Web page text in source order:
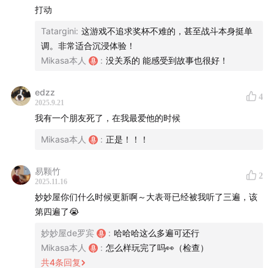
站在亚瑟的对立面其实是因为他不认同亚瑟向往的进步和新
一代中，站在迈卡这边的达奇 比尔 哈维尔依然干着和过去类
似的事情
那么亚瑟这边只有约翰吗，其实不是的。莎迪和蒂莉一定是
盖尔。查尔斯一定是站在亚瑟这一边的，但他此时正在保留
恩 蓝尼 何西阿也一定是站在亚瑟这边的，他们三人也正是在
对面旧时代的迎领下落幕了。在此之前亚瑟还故意赶走了大
知道，亚瑟此时已经代表的是更文明更进步的新生活了，这
也是他内心一直向往的，莎迪 查尔斯等人以实际行动的方式
站在了亚瑟这一边，为了新的生活在努力着。
最后一点我想讲的是关于约翰的尾声
尾声中其实对大部分未出场角色都有交代，其实如果你用亚
瑟做完了支线，那人还活着的话，那么操作约翰时再去拜访
支线的人会触发新的小对话剧情，比如深山里的亚瑟帮助过
打动
Tatargini: 这游戏不追求奖杯不难的，甚至战斗本身挺单
调。非常适合沉浸体验！
Mikasa本人
: 没关系的 能感受到故事也很好！
edzz
2025.9.21
4
我有一个朋友死了，在我最爱他的时候
Mikasa本人 : 正是！！！
易颗竹
2025.11.16
2
妙妙屋你们什么时候更新啊～大表哥已经被我听了三遍，该
第四遍了😭
妙妙屋de罗宾 : 哈哈哈这么多遍可还行
Mikasa本人
: 怎么样玩完了吗👀（检查）
共4条回复